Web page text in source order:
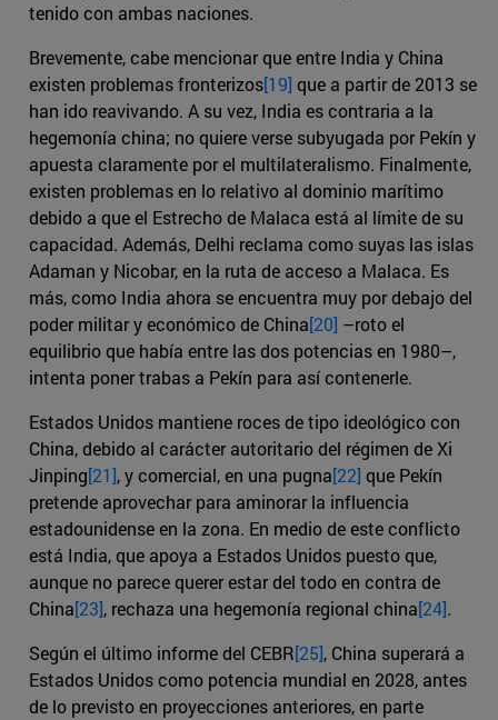
tenido con ambas naciones.
Brevemente, cabe mencionar que entre India y China
existen problemas fronterizos[19] que a partir de 2013 se
han ido reavivando. A su vez, India es contraria a la
hegemonía china; no quiere verse subyugada por Pekín y
apuesta claramente por el multilateralismo. Finalmente,
existen problemas en lo relativo al dominio marítimo
debido a que el Estrecho de Malaca está al límite de su
capacidad. Además, Delhi reclama como suyas las islas
Adaman y Nicobar, en la ruta de acceso a Malaca. Es
más, como India ahora se encuentra muy por debajo del
poder militar y económico de China[20] –roto el
equilibrio que había entre las dos potencias en 1980–,
intenta poner trabas a Pekín para así contenerle.
Estados Unidos mantiene roces de tipo ideológico con
China, debido al carácter autoritario del régimen de Xi
Jinping[21], y comercial, en una pugna[22] que Pekín
pretende aprovechar para aminorar la influencia
estadounidense en la zona. En medio de este conflicto
está India, que apoya a Estados Unidos puesto que,
aunque no parece querer estar del todo en contra de
China[23], rechaza una hegemonía regional china[24].
Según el último informe del CEBR[25], China superará a
Estados Unidos como potencia mundial en 2028, antes
de lo previsto en proyecciones anteriores, en parte